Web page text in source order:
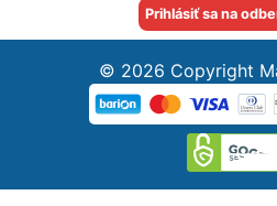
Prihlásiť sa na
© 2026 Copyright